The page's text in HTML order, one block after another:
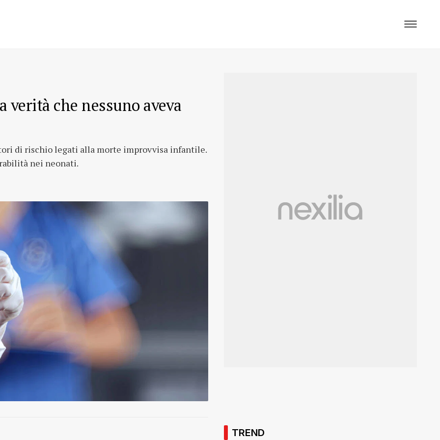
che nessuno aveva
di rischio legati alla morte improvvisa infantile.
nei neonati.
TREND